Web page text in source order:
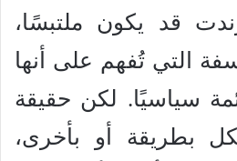
قد يكون ملتبسًا،
التي تُفهم على أنها
سياسيًا. لكن حقيقة
بطريقة أو بأخرى،